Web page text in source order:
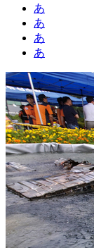
あ
あ
あ
あ